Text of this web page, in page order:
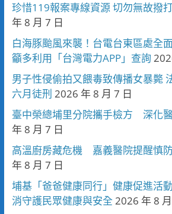
珍惜119報案專線資源 切勿無故撥
年 8 月 7 日
白海豚颱風來襲！台電台東區處全
籲多利用「台灣電力APP」查詢
男子性侵偷拍又餵毒致傳播女暴斃
六月徒刑 2026 年 8 月 7 日
臺中榮總埔里分院攜手檢方 深化
年 8 月 7 日
高溫廚房藏危機 嘉義醫院提醒慎
年 8 月 7 日
埔基「爸爸健康同行」健康促進
消守護民眾健康與安全 2026 年 8